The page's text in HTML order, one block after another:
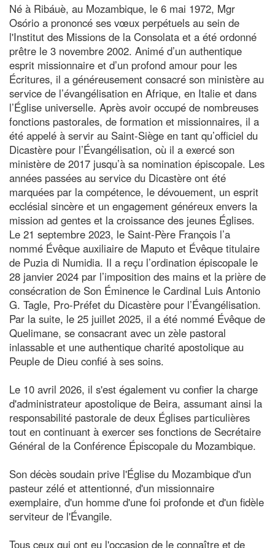
Né à Ribáuè, au Mozambique, le 6 mai 1972, Mgr
Osório a prononcé ses vœux perpétuels au sein de
l'Institut des Missions de la Consolata et a été ordonné
prêtre le 3 novembre 2002. Animé d’un authentique
esprit missionnaire et d’un profond amour pour les
Écritures, il a généreusement consacré son ministère au
service de l’évangélisation en Afrique, en Italie et dans
l’Église universelle. Après avoir occupé de nombreuses
fonctions pastorales, de formation et missionnaires, il a
été appelé à servir au Saint-Siège en tant qu’officiel du
Dicastère pour l’Évangélisation, où il a exercé son
ministère de 2017 jusqu’à sa nomination épiscopale. Les
années passées au service du Dicastère ont été
marquées par la compétence, le dévouement, un esprit
ecclésial sincère et un engagement généreux envers la
mission ad gentes et la croissance des jeunes Églises.
Le 21 septembre 2023, le Saint-Père François l’a
nommé Évêque auxiliaire de Maputo et Évêque titulaire
de Puzia di Numidia. Il a reçu l’ordination épiscopale le
28 janvier 2024 par l’imposition des mains et la prière de
consécration de Son Éminence le Cardinal Luis Antonio
G. Tagle, Pro-Préfet du Dicastère pour l’Évangélisation.
Par la suite, le 25 juillet 2025, il a été nommé Évêque de
Quelimane, se consacrant avec un zèle pastoral
inlassable et une authentique charité apostolique au
Peuple de Dieu confié à ses soins.
Le 10 avril 2026, il s'est également vu confier la charge
d'administrateur apostolique de Beira, assumant ainsi la
responsabilité pastorale de deux Églises particulières
tout en continuant à exercer ses fonctions de Secrétaire
Général de la Conférence Épiscopale du Mozambique.
Son décès soudain prive l'Église du Mozambique d'un
pasteur zélé et attentionné, d'un missionnaire
exemplaire, d'un homme d'une foi profonde et d'un fidèle
serviteur de l'Évangile.
Tous ceux qui ont eu l'occasion de le connaître et de